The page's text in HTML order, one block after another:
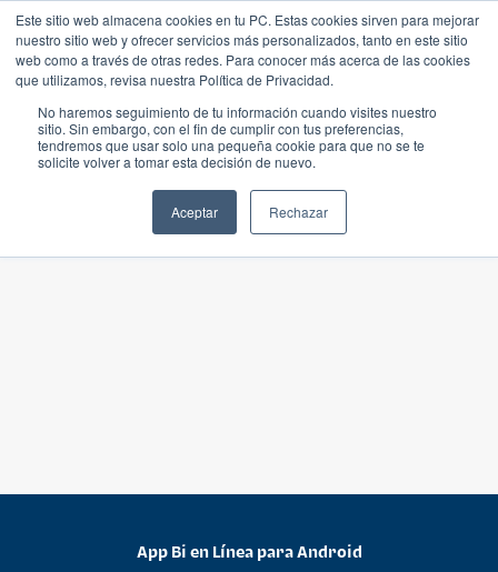
Este sitio web almacena cookies en tu PC. Estas cookies sirven para mejorar
nuestro sitio web y ofrecer servicios más personalizados, tanto en este sitio
web como a través de otras redes. Para conocer más acerca de las cookies
que utilizamos, revisa nuestra Política de Privacidad.
No haremos seguimiento de tu información cuando visites nuestro
sitio. Sin embargo, con el fin de cumplir con tus preferencias,
tendremos que usar solo una pequeña cookie para que no se te
solicite volver a tomar esta decisión de nuevo.
Aceptar Rechazar
App Bi en Línea para Android